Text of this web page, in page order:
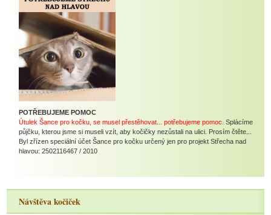
POTŘEBUJEME POMOC
Útulek Šance pro kočku, se musel přestěhovat... potřebujeme pomoc. Splácíme
půjčku, kterou jsme si museli vzít, aby kočičky nezůstali na ulici. Prosím čtěte...
Byl zřízen speciální účet Šance pro kočku určený jen pro projekt Střecha nad
hlavou: 2502116467 / 2010
Návštěva kočiček